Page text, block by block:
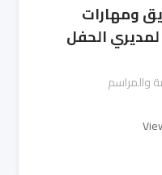
ومهارات
الحفل
والمراسم